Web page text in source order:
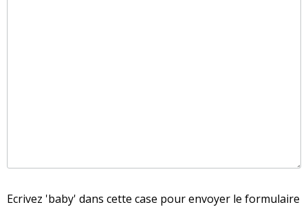
Ecrivez 'baby' dans cette case pour envoyer le formulaire